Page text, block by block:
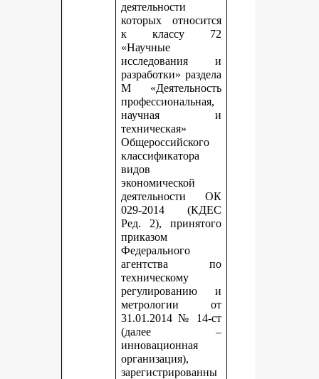
деятельности
которых относится
к классу 72
«Научные
исследования и
разработки» раздела
М «Деятельность
профессиональная,
научная и
техническая»
Общероссийского
классификатора
видов
экономической
деятельности ОК
029-2014 (КДЕС
Ред. 2), принятого
приказом
Федерального
агентства по
техническому
регулированию и
метрологии от
31.01.2014 № 14-ст
(далее –
инновационная
организация),
зарегистрированны